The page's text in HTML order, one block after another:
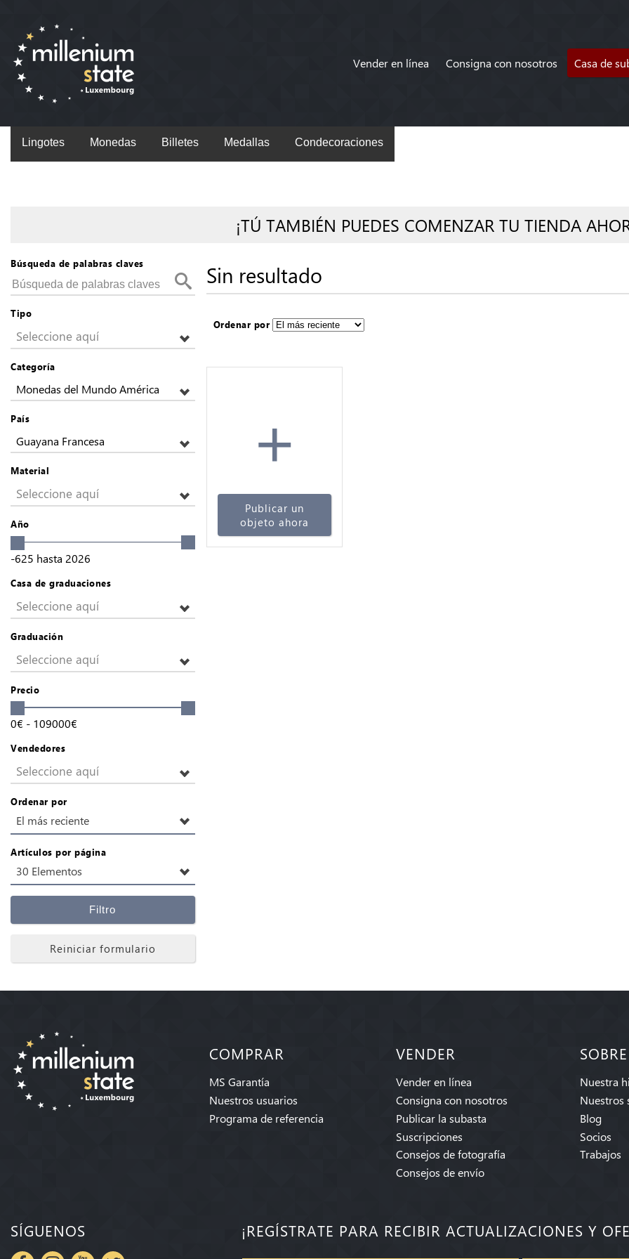
Vender en línea Consigna con nosotros Casa de
Lingotes Monedas Billetes Medallas Condecoraciones
¡TÚ TAMBIÉN PUEDES COMENZAR TU TIENDA
Búsqueda de palabras claves
Tipo
Seleccione aquí
Categoría
Monedas del Mundo América
País
Guayana Francesa
Material
Seleccione aquí
Año
-625 hasta 2026
Casa de graduaciones
Seleccione aquí
Graduación
Seleccione aquí
Precio
0€ - 109000€
Vendedores
Seleccione aquí
Ordenar por
El más reciente
Artículos por página
30 Elementos
Filtro
Reiniciar formulario
Sin resultado
Ordenar por
+
Publicar un
objeto ahora
COMPRAR
MS Garantía
Nuestros usuarios
Programa de referencia
VENDER
Vender en línea
Consigna con nosotros
Publicar la subasta
Suscripciones
Consejos de fotografía
Consejos de envío
Nuestra
Nuestros
Blog
Socios
Trabajos
SÍGUENOS ¡REGÍSTRATE PARA RECIBIR ACTUALIZACIONES Y